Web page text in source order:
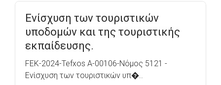
Ενίσχυση των τουριστικών
υποδομών και της τουριστικής
εκπαίδευσης.
FEK-2024-Tefxos A-00106-Νόμος 5121 -
Ενίσχυση των τουριστικών υπ�..